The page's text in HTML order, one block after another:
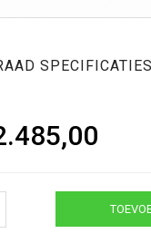
SPECIFICATIES